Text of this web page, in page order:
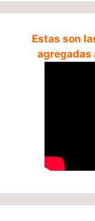
Estas son
agregadas